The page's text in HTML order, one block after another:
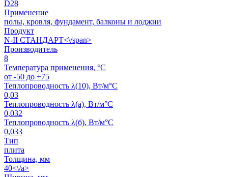
D28
Применение
полы, кровля, фундамент, балконы и лоджии
Продукт
N-II СТАНДАРТ<\/span>
Производитель
8
Температура применения, °C
от -50 до +75
Теплопроводность λ(10), Вт/м°С
0,03
Теплопроводность λ(а), Вт/м°С
0,032
Теплопроводность λ(б), Вт/м°С
0,033
Тип
плита
Толщина, мм
40<\/a>